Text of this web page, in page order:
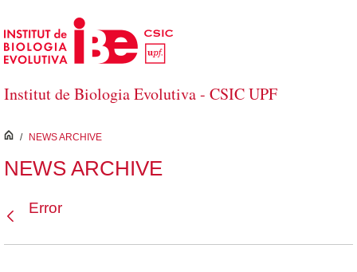
Salta al contingut principal
Institut de Biologia Evolutiva - CSIC UPF
inici
/ NEWS ARCHIVE
NEWS ARCHIVE
Error